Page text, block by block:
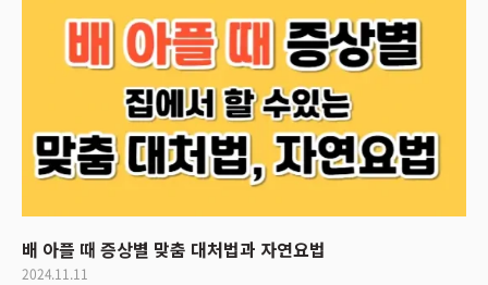
배 아플 때 증상별 맞춤 대처법과 자연요법
2024.11.11